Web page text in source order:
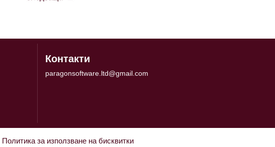
Контакти
paragonsoftware.ltd@gmail.com
Политика за използване на бисквитки